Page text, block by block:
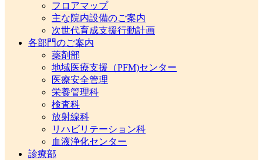
フロアマップ
主な院内設備のご案内
次世代育成支援行動計画
各部門のご案内
薬剤部
地域医療支援（PFM)センター
医療安全管理
栄養管理科
検査科
放射線科
リハビリテーション科
血液浄化センター
診療部